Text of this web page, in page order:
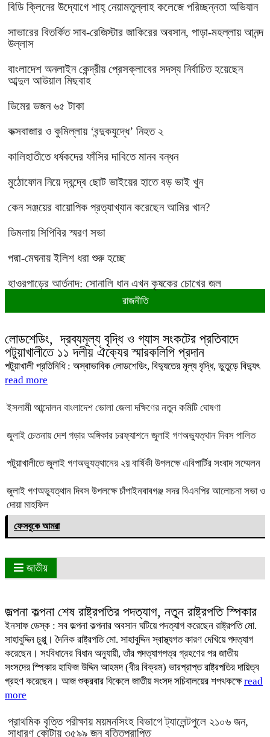
বিডি ক্লিনের উদ্যোগে শাহ্ নেয়ামতুল্লাহ কলেজে পরিচ্ছন্নতা অভিযান
সাভারের বিতর্কিত সাব-রেজিস্টার জাকিরের অবসান, পাড়া-মহল্লায় আনন্দ
উল্লাস
বাংলাদেশ অনলাইন কেন্দ্রীয় প্রেসক্লাবের সদস্য নির্বাচিত হয়েছেন
আব্দুল আউয়াল মিছবাহ
ডিমের ডজন ৬৫ টাকা
কক্সবাজার ও কুমিল্লায় ‘বন্দুকযুদ্ধে’ নিহত ২
কালিহাতীতে ধর্ষকদের ফাঁসির দাবিতে মানব বন্ধন
মুঠোফোন নিয়ে দ্বন্দ্বে ছোট ভাইয়ের হাতে বড় ভাই খুন
কেন সঞ্জয়ের বায়োপিক প্রত্যাখ্যান করেছেন আমির খান?
ডিমলায় সিপিবির স্মরণ সভা
পদ্মা-মেঘনায় ইলিশ ধরা শুরু হচ্ছে
হাওরপাড়ের আর্তনাদ: সোনালি ধান এখন কৃষকের চোখের জল
রাজনীতি
লোডশেডিং, দ্রব্যমূল্য বৃদ্ধি ও গ্যাস সংকটের প্রতিবাদে
পটুয়াখালীতে ১১ দলীয় ঐক্যের স্মারকলিপি প্রদান
পটুয়াখালী প্রতিনিধি : অস্বাভাবিক লোডশেডিং, বিদ্যুতের মূল্য বৃদ্ধি, ভুতুড়ে বিদ্যুৎ
read more
ইসলামী আন্দোলন বাংলাদেশ ভোলা জেলা দক্ষিণের নতুন কমিটি ঘোষণা
জুলাই চেতনায় দেশ গড়ার অঙ্গিকার চরফ্যাশনে জুলাই গণঅভ্যুত্থান দিবস পালিত
পটুয়াখালীতে জুলাই গণঅভ্যুত্থানের ২য় বার্ষিকী উপলক্ষে এবিপার্টির সংবাদ সম্মেলন
জুলাই গণঅভ্যুত্থান দিবস উপলক্ষে চাঁপাইনবাবগঞ্জ সদর বিএনপির আলোচনা সভা ও
দোয়া মাহফিল
ফেসবুকে আমরা
জাতীয়
জল্পনা কল্পনা শেষ রাষ্ট্রপতির পদত্যাগ, নতুন রাষ্ট্রপতি স্পিকার
ইনসাফ ডেস্ক : সব জল্পনা কল্পনার অবসান ঘটিয়ে পদত্যাগ করেছেন রাষ্ট্রপতি মো.
সাহাবুদ্দিন চুপ্পু। দৈনিক রাষ্ট্রপতি মো. সাহাবুদ্দিন স্বাস্থ্যগত কারণ দেখিয়ে পদত্যাগ
করেছেন। সংবিধানের বিধান অনুযায়ী, তাঁর পদত্যাগপত্র গ্রহণের পর জাতীয়
সংসদের স্পিকার হাফিজ উদ্দিন আহমদ (বীর বিক্রম) ভারপ্রাপ্ত রাষ্ট্রপতির দায়িত্ব
গ্রহণ করেছেন। আজ শুক্রবার বিকেলে জাতীয় সংসদ সচিবালয়ের শপথকক্ষেread
more
প্রাথমিক বৃত্তি পরীক্ষায় ময়মনসিংহ বিভাগে ট্যালেন্টপুলে ২১০৬ জন,
সাধারণ কোটায় ৩৫৯৯ জন বৃত্তিপ্রাপ্তি